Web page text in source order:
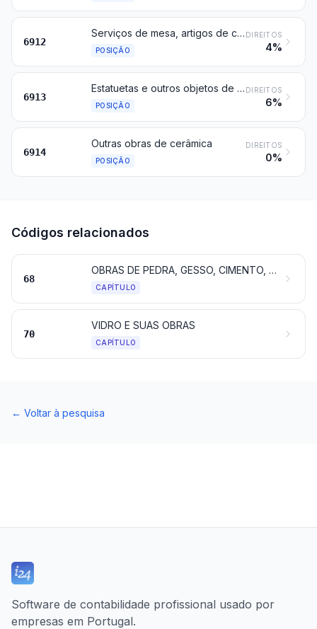
6912
Serviços de mesa, artigos de cozinha, outros artigos de uso doméstico e artigos de higiene ou de toucador, de cerâmica, exceto de porcelana
POSIÇÃO
DIREITOS
4%
6913
Estatuetas e outros objetos de ornamentação, de cerâmica
POSIÇÃO
DIREITOS
6%
6914
Outras obras de cerâmica
POSIÇÃO
DIREITOS
0%
Códigos relacionados
68
OBRAS DE PEDRA, GESSO, CIMENTO, AMIANTO, MICA OU DE MATÉRIAS SEMELHANTES
CAPÍTULO
70
VIDRO E SUAS OBRAS
CAPÍTULO
← Voltar à pesquisa
Software de contabilidade profissional usado por
empresas em Portugal.